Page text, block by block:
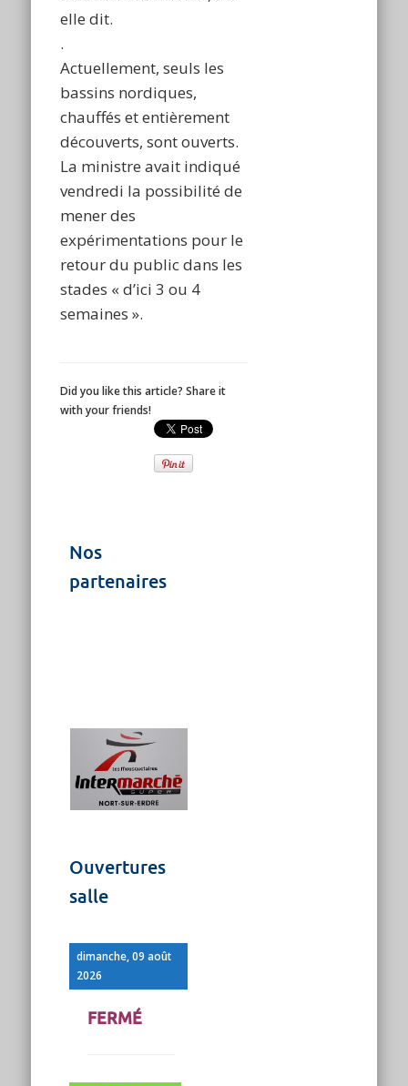
elle dit.
.
Actuellement, seuls les
bassins nordiques,
chauffés et entièrement
découverts, sont ouverts.
La ministre avait indiqué
vendredi la possibilité de
mener des
expérimentations pour le
retour du public dans les
stades « d’ici 3 ou 4
semaines ».
Did you like this article? Share it
with your friends!
Nos
partenaires
Ouvertures
salle
dimanche, 09 août
2026
FERMÉ